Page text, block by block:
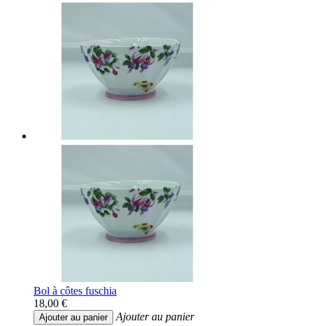
Bol à côtes fuschia
18,00 €
Ajouter au panier
Ajouter au panier